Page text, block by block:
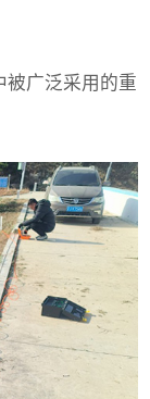
被广泛采用的重